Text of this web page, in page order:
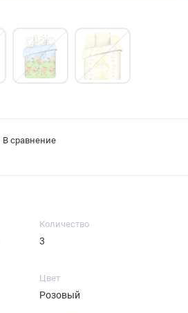
В сравнение
Количество
3
Цвет
Розовый